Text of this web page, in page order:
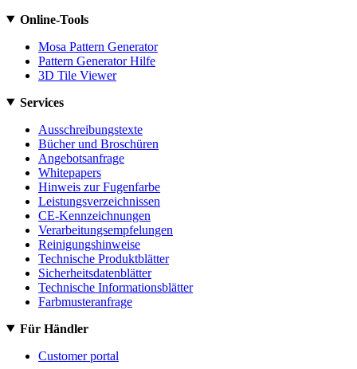
Online-Tools
Mosa Pattern Generator
Pattern Generator Hilfe
3D Tile Viewer
Services
Ausschreibungstexte
Bücher und Broschüren
Angebotsanfrage
Whitepapers
Hinweis zur Fugenfarbe
Leistungsverzeichnissen
CE-Kennzeichnungen
Verarbeitungsempfelungen
Reinigungshinweise
Technische Produktblätter
Sicherheitsdatenblätter
Technische Informationsblätter
Farbmusteranfrage
Für Händler
Customer portal